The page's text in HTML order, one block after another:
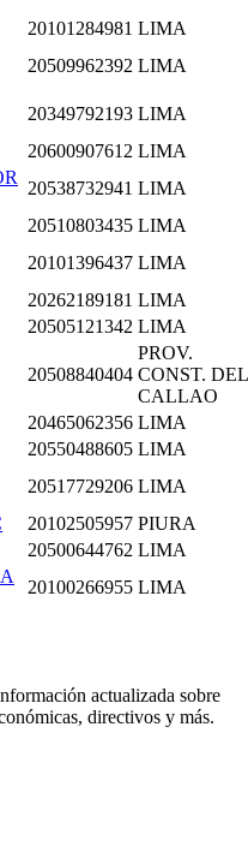
20101284981 LIMA
20509962392 LIMA
20349792193 LIMA
20600907612 LIMA
20538732941 LIMA
20510803435 LIMA
20101396437 LIMA
20262189181 LIMA
20505121342 LIMA
20508840404
PROV.
CONST. DEL
CALLAO
20465062356 LIMA
20550488605 LIMA
20517729206 LIMA
20102505957 PIURA
20500644762 LIMA
20100266955 LIMA
actualizada sobre
directivos y más.